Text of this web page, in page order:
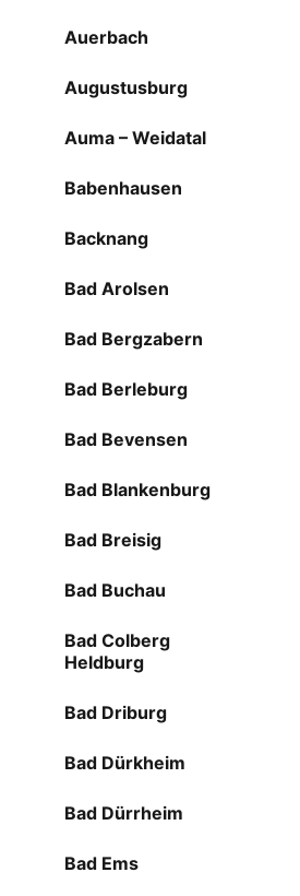
Auerbach
Augustusburg
Auma – Weidatal
Babenhausen
Backnang
Bad Arolsen
Bad Bergzabern
Bad Berleburg
Bad Bevensen
Bad Blankenburg
Bad Breisig
Bad Buchau
Bad Colberg
Heldburg
Bad Driburg
Bad Dürkheim
Bad Dürrheim
Bad Ems